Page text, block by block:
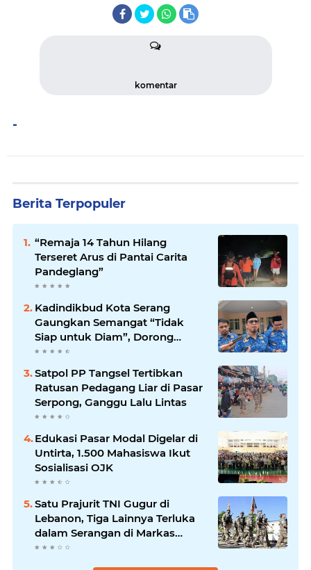
komentar
-
Berita Terpopuler
“Remaja 14 Tahun Hilang
Terseret Arus di Pantai Carita
Pandeglang”
Kadindikbud Kota Serang
Gaungkan Semangat “Tidak
Siap untuk Diam”, Dorong
Layanan Lebih Responsif
Satpol PP Tangsel Tertibkan
Ratusan Pedagang Liar di Pasar
Serpong, Ganggu Lalu Lintas
Edukasi Pasar Modal Digelar di
Untirta, 1.500 Mahasiswa Ikut
Sosialisasi OJK
Satu Prajurit TNI Gugur di
Lebanon, Tiga Lainnya Terluka
dalam Serangan di Markas
UNIFIL